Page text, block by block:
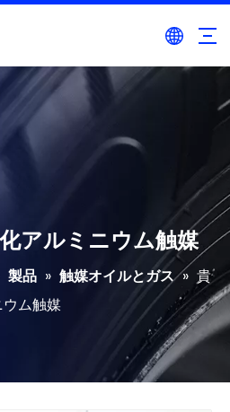
アルミニウム触媒
製品 » 触媒オイルとガス » 貴
ム触媒